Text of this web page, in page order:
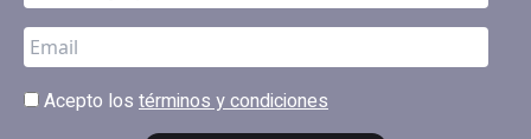
Acepto los términos y condiciones